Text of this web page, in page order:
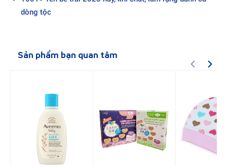
dòng tộc
Sản phẩm bạn quan tâm